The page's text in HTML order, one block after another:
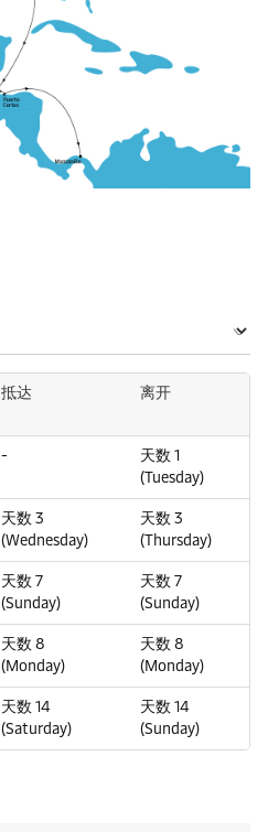
抵达 离开
-
天数 1
(Tuesday)
天数 3
(Wednesday)
天数 3
(Thursday)
天数 7
(Sunday)
天数 7
(Sunday)
天数 8
(Monday)
天数 8
(Monday)
天数 14
(Saturday)
天数 14
(Sunday)